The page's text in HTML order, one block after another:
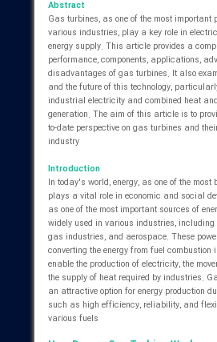
گازی:
برای اطمینان از عملکرد صحیح و
فعالیت‌ها شامل بازرسی‌های منظم،
اساسی در صورت نیاز می‌شود.
برنامه‌های نگهداری پیشگیرانه (Preventive Maintenance) و پایش وضعیت